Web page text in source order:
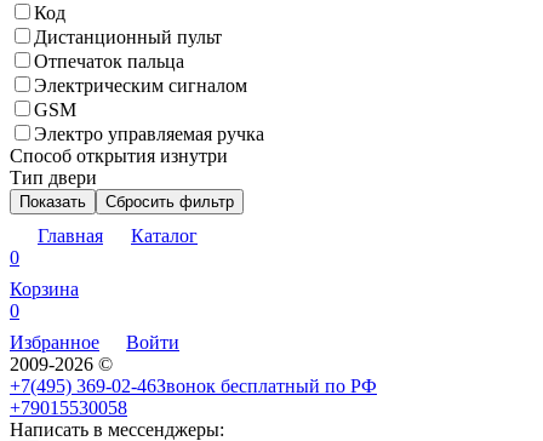
Код
Дистанционный пульт
Отпечаток пальца
Электрическим сигналом
GSM
Электро управляемая ручка
Способ открытия изнутри
Тип двери
Показать Сбросить фильтр
Главная
Каталог
0
Корзина
0
Избранное
Войти
2009-2026 ©
+7(495) 369-02-46Звонок бесплатный по РФ
+79015530058
Написать в мессенджеры: